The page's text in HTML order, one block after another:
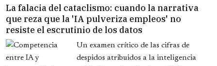
La falacia del cataclismo: cuando la narrativa
que reza que la 'IA pulveriza empleos' no
resiste el escrutinio de los datos
Un examen crítico de las cifras de
despidos atribuidos a la inteligencia